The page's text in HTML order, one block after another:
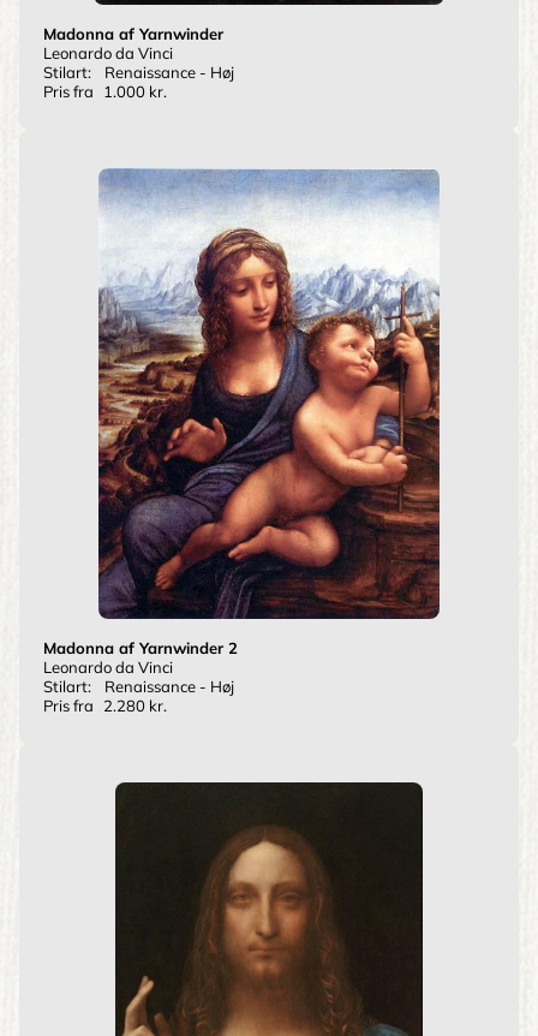
Madonna af Yarnwinder
Leonardo da Vinci
Stilart:
Renaissance - Høj
Pris fra
1.000 kr.
Madonna af Yarnwinder 2
Leonardo da Vinci
Stilart:
Renaissance - Høj
Pris fra
2.280 kr.